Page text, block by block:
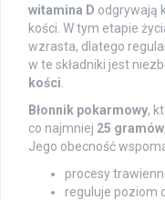
witamina D odgrywają
kości. W tym etapie
wzrasta, dlatego
w te składniki jest
kości
Błonnik pokarmowy,
co najmniej 25 gramów
Jego obecność
procesy
reguluje poziom